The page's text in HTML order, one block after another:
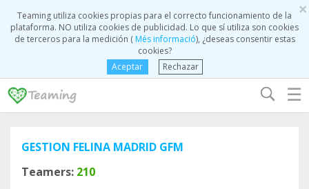
×
Teaming utiliza cookies propias para el correcto funcionamiento de la
plataforma. NO utiliza cookies de publicidad. Lo que sí utiliza son cookies
de terceros para la medición (Més informació), ¿deseas consentir estas
cookies?
Aceptar
Rechazar
☰
GESTION FELINA MADRID GFM
Teamers: 210